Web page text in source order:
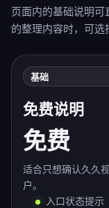
页面内的基础说明
的整理内容时，可选
基础
免费说明
免费
适合只想确认久久
户。
入口状态提示